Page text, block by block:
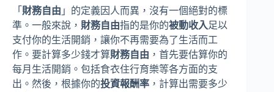
「 財務自由 」的定義因人而異，沒有一個絕對的標
準。一般來說， 財務自由指的是你的被動收入足以
支付你的生活開銷，讓你不再需要為了生活而工
作。要計算多少錢才算財務自由 ，首先要估算你的
每月生活開銷。包括食衣住行育樂等各方面的支
出。然後，根據你的投資報酬率 ，計算出需要多少